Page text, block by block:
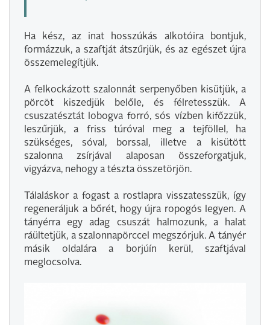
Ha kész, az inat hosszúkás alkotóira bontjuk,
formázzuk, a szaftját átszűrjük, és az egészet újra
összemelegítjük.
A felkockázott szalonnát serpenyőben kisütjük, a
pörcöt kiszedjük belőle, és félretesszük. A
csuszatésztát lobogva forró, sós vízben kifőzzük,
leszűrjük, a friss túróval meg a tejföllel, ha
szükséges, sóval, borssal, illetve a kisütött
szalonna zsírjával alaposan összeforgatjuk,
vigyázva, nehogy a tészta összetörjön.
Tálaláskor a fogast a rostlapra visszatesszük, így
regeneráljuk a bőrét, hogy újra ropogós legyen. A
tányérra egy adag csuszát halmozunk, a halat
ráültetjük, a szalonnapörccel megszórjuk. A tányér
másik oldalára a borjúín kerül, szaftjával
meglocsolva.